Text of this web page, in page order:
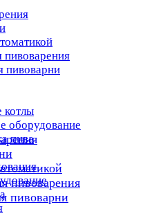
пивоварения
пивоварни
котлы
оборудование
пива
пивоварения
пивоварни